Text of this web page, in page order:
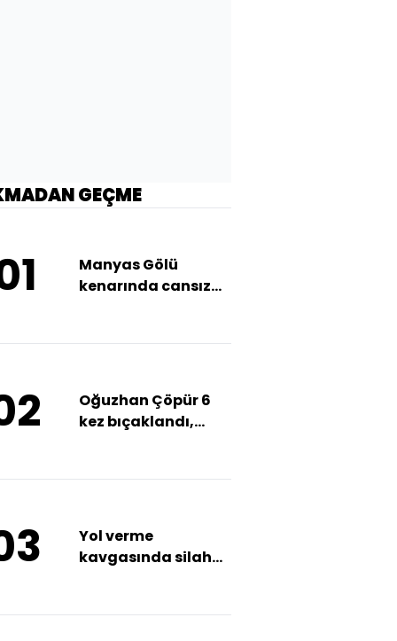
GEÇME
Manyas Gölü
kenarında cansız
Oğuzhan Çöpür 6
kez bıçaklandı,
Yol verme
kavgasında silah